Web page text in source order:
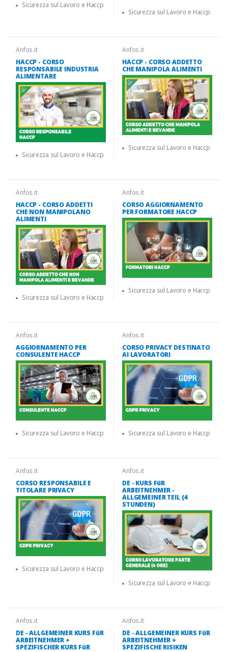
Sicurezza sul Lavoro e Haccp
Sicurezza sul Lavoro e Haccp
Anfos.it
HACCP - CORSO
RESPONSABILE INDUSTRIA
ALIMENTARE
Sicurezza sul Lavoro e Haccp
Anfos.it
HACCP - CORSO ADDETTO
CHE MANIPOLA ALIMENTI
Sicurezza sul Lavoro e Haccp
Anfos.it
HACCP - CORSO ADDETTI
CHE NON MANIPOLANO
ALIMENTI
Sicurezza sul Lavoro e Haccp
Anfos.it
CORSO AGGIORNAMENTO
PER FORMATORE HACCP
Sicurezza sul Lavoro e Haccp
Anfos.it
AGGIORNAMENTO PER
CONSULENTE HACCP
Sicurezza sul Lavoro e Haccp
Anfos.it
CORSO PRIVACY DESTINATO
AI LAVORATORI
Sicurezza sul Lavoro e Haccp
Anfos.it
CORSO RESPONSABILE E
TITOLARE PRIVACY
Sicurezza sul Lavoro e Haccp
Anfos.it
DE - KURS FüR
ARBEITNEHMER -
ALLGEMEINER TEIL (4
STUNDEN)
Sicurezza sul Lavoro e Haccp
Anfos.it
DE - ALLGEMEINER KURS FüR
ARBEITNEHMER +
SPEZIFISCHER KURS FüR
Anfos.it
DE - ALLGEMEINER KURS FüR
ARBEITNEHMER +
SPEZIFISCHE RISIKEN